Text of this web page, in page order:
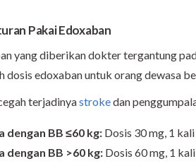
Pakai Edoxaban
yang diberikan dokter tergantung
dosis edoxaban untuk orang dewasa
terjadinyastrokedan
dengan BB ≤60 kg: Dosis 30 mg, 1
dengan BB >60 kg: Dosis 60 mg, 1